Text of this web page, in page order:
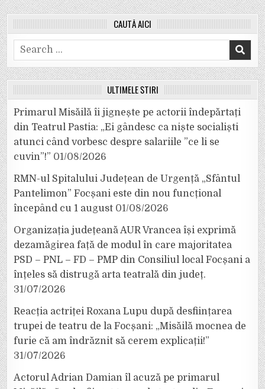
CAUTĂ AICI
Search
for:
ULTIMELE ȘTIRI
Primarul Misăilă îi jignește pe actorii îndepărtați
din Teatrul Pastia: „Ei gândesc ca niște socialiști
atunci când vorbesc despre salariile ”ce li se
cuvin”!” 01/08/2026
RMN-ul Spitalului Județean de Urgență „Sfântul
Pantelimon” Focșani este din nou funcțional
începând cu 1 august 01/08/2026
Organizația județeană AUR Vrancea își exprimă
dezamăgirea față de modul în care majoritatea
PSD – PNL – FD – PMP din Consiliul local Focșani a
înțeles să distrugă arta teatrală din județ.
31/07/2026
Reacția actriței Roxana Lupu după desființarea
trupei de teatru de la Focșani: „Misăilă mocnea de
furie că am îndrăznit să cerem explicații!”
31/07/2026
Actorul Adrian Damian îl acuză pe primarul